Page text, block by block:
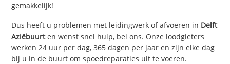
gemakkelijk!
Dus heeft u problemen met leidingwerk of afvoeren in Delft
Aziëbuurten wenst snel hulp, bel ons. Onze loodgieters
werken 24 uur per dag, 365 dagen per jaar en zijn elke dag
bij u in de buurt om spoedreparaties uit te voeren.